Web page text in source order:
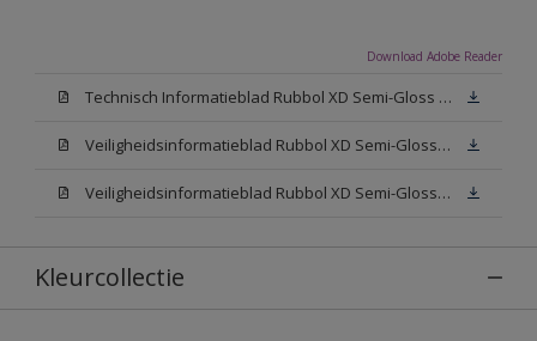
Download Adobe Reader
Technisch Informatieblad Rubbol XD Semi-Gloss (PDF)
Veiligheidsinformatieblad Rubbol XD Semi-Gloss White W05 (MSDS)
Veiligheidsinformatieblad Rubbol XD Semi-Gloss N00 (MSDS)
Kleurcollectie